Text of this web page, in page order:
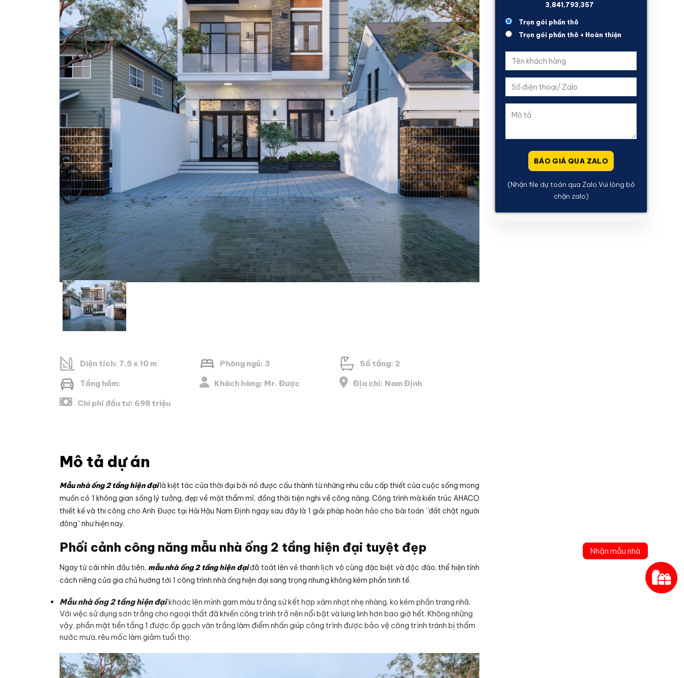
Nhận mẫu nhà
Diện tích: 7.5 x 10 m Phòng ngủ: 3 Số tầng: 2
Tầng hầm: Khách hàng: Mr. Được Địa chỉ: Nam Định
Chi phí đầu tư: 698 triệu
Mô tả dự án
Mẫu nhà ống 2 tầng hiện đạilà kiệt tác của thời đại bởi nó được cấu thành từ những nhu cầu cấp thiết của cuộc sống mong
muốn có 1 không gian sống lý tưởng, đẹp về mặt thẩm mĩ, đồng thời tiện nghi về công năng. Công trình mà kiến trúc AHACO
thiết kế và thi công cho Anh Được tại Hải Hậu Nam Định ngay sau đây là 1 giải pháp hoàn hảo cho bài toán ”đất chật người
đông” như hiện nay.
Phối cảnh công năng mẫu nhà ống 2 tầng hiện đại tuyệt đẹp
Ngay từ cái nhìn đầu tiên, mẫu nhà ống 2 tầng hiện đạiđã toát lên vẻ thanh lịch vô cùng đặc biệt và độc đáo, thể hiện tính
cách riêng của gia chủ hướng tới 1 công trình nhà ống hiện đại sang trọng nhưng không kém phần tinh tế.
Mẫu nhà ống 2 tầng hiện đạikhoác lên mình gam màu trắng sứ kết hợp xám nhạt nhẹ nhàng, ko kém phần trang nhã.
Với việc sử dụng sơn trắng cho ngoại thất đã khiến công trình trở nên nổi bật và lung linh hơn bao giờ hết. Không những
vậy, phần mặt tiền tầng 1 được ốp gạch vân trắng làm điểm nhấn giúp công trình được bảo vệ công trình tránh bị thấm
nước mưa, rêu mốc làm giảm tuổi thọ.
1,160,440,924
Trọn gói phần thô
Trọn gói phần thô + Hoàn thiện
(Nhận file dự toán qua Zalo.Vui lòng bỏ
chặn zalo)